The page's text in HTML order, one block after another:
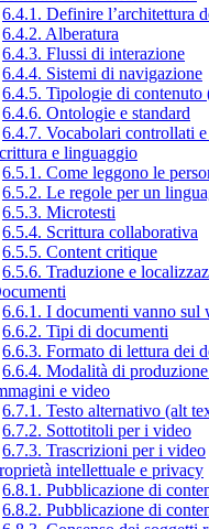
6.4.1. Definire l’architettura
6.4.2. Alberatura
6.4.3. Flussi di interazione
6.4.4. Sistemi di navigazione
6.4.5. Tipologie di contenuto
6.4.6. Ontologie e standard
6.4.7. Vocabolari controllati e
e linguaggio
6.5.1. Come leggono le
6.5.2. Le regole per un
6.5.3. Microtesti
6.5.4. Scrittura collaborativa
6.5.5. Content critique
6.5.6. Traduzione e
6.6.1. I documenti vanno sul
6.6.2. Tipi di documenti
6.6.3. Formato di lettura dei
6.6.4. Modalità di
e video
6.7.1. Testo alternativo (alt
6.7.2. Sottotitoli per i video
6.7.3. Trascrizioni per i video
intellettuale e privacy
6.8.1. Pubblicazione di
6.8.2. Pubblicazione di